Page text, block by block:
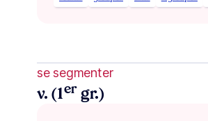
se segmenter
v. (1er gr.)